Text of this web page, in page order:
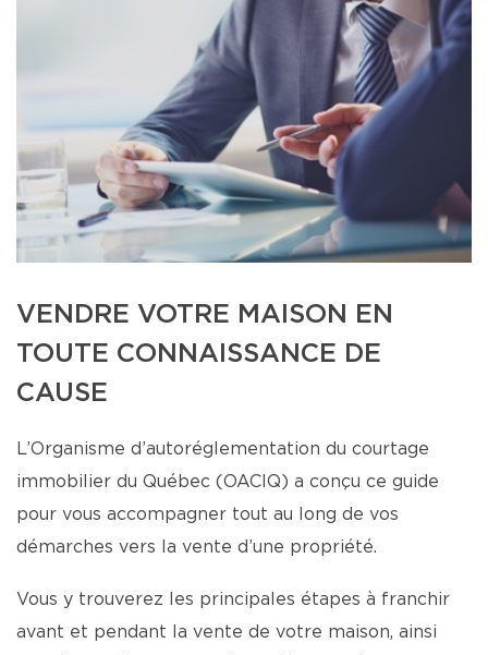
VENDRE VOTRE MAISON EN
TOUTE CONNAISSANCE DE
CAUSE
L’Organisme d’autoréglementation du courtage
immobilier du Québec (OACIQ) a conçu ce guide
pour vous accompagner tout au long de vos
démarches vers la vente d’une propriété.
Vous y trouverez les principales étapes à franchir
avant et pendant la vente de votre maison, ainsi